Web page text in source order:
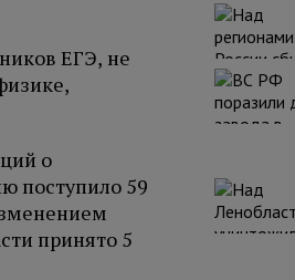
ЕГЭ, не
о
поступило 59
принято 5